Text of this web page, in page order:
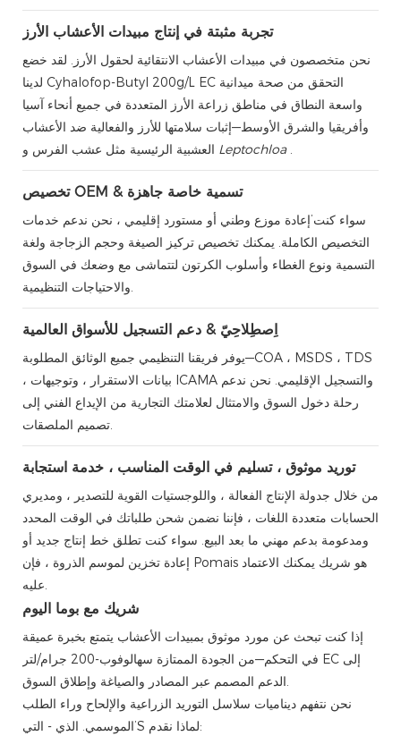
تجربة مثبتة في إنتاج مبيدات الأعشاب الأرز
نحن متخصصون في مبيدات الأعشاب الانتقائية لحقول الأرز. لقد خضع
لدينا Cyhalofop-Butyl 200g/L EC التحقق من صحة ميدانية
واسعة النطاق في مناطق زراعة الأرز المتعددة في جميع أنحاء آسيا
وأفريقيا والشرق الأوسط—إثبات سلامتها للأرز والفعالية ضد الأعشاب
Leptochloa .
تخصيص OEM & تسمية خاصة جاهزة
سواء كنت’إعادة موزع وطني أو مستورد إقليمي ، نحن ندعم خدمات
التخصيص الكاملة. يمكنك تخصيص تركيز الصيغة وحجم الزجاجة ولغة
التسمية ونوع الغطاء وأسلوب الكرتون لتتماشى مع وضعك في السوق
والاحتياجات التنظيمية.
اِصطِلاحِيّ & دعم التسجيل للأسواق العالمية
يوفر فريقنا التنظيمي جميع الوثائق المطلوبة—COA ، MSDS ، TDS
، بيانات الاستقرار ، وتوجيهات ICAMA والتسجيل الإقليمي. نحن ندعم
رحلة دخول السوق والامتثال لعلامتك التجارية من الإيداع الفني إلى
تصميم الملصقات.
توريد موثوق ، تسليم في الوقت المناسب ، خدمة استجابة
من خلال جدولة الإنتاج الفعالة ، واللوجستيات القوية للتصدير ، ومديري
الحسابات متعددة اللغات ، فإننا نضمن شحن طلباتك في الوقت المحدد
ومدعومة بدعم مهني ما بعد البيع. سواء كنت تطلق خط إنتاج جديد أو
إعادة تخزين لموسم الذروة ، فإن Pomais هو شريك يمكنك الاعتماد
عليه.
شريك مع بوما اليوم
إذا كنت تبحث عن مورد موثوق بمبيدات الأعشاب يتمتع بخبرة عميقة
في التحكم—من الجودة الممتازة سهالوفوب-200 جرام/لتر EC إلى
الدعم المصمم عبر المصادر والصياغة وإطلاق السوق.
نحن نتفهم ديناميات سلاسل التوريد الزراعية والإلحاح وراء الطلب
الموسمي. الذي - التي’S لماذا نقدم: